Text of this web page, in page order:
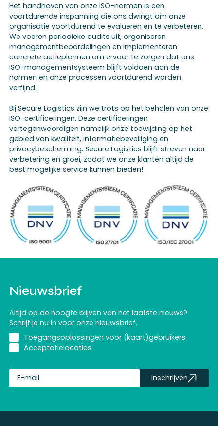
Het handhaven van onze ISO-normen is een
voortdurende inspanning die ons dwingt om onze
organisatie voortdurend te evalueren en te verbeteren.
We voeren periodieke audits uit, organiseren
managementbeoordelingen en implementeren
concrete actieplannen om ervoor te zorgen dat ons
ISO-managementsysteem blijft voldoen aan de
normen en onze processen voortdurend worden
verfijnd.
Bij Secure Logistics zijn we trots op het behalen van onze
ISO-certificeringen. Deze certificeringen
vertegenwoordigen namelijk onze toewijding op het
gebied van kwaliteit, informatiebeveiliging en
privacybescherming. Secure Logistics blijft streven naar
verbetering en groei, zodat we onze klanten altijd de
best mogelijke service kunnen bieden!
Nieuwsbrief
Altijd op de hoogte blijven van het laatste nieuws?
Schrijf je nu in voor onze nieuwsbrief.
Toegangsoplossingen voor (kaart)gebruikers
Acceptatielocaties
Inschrijven